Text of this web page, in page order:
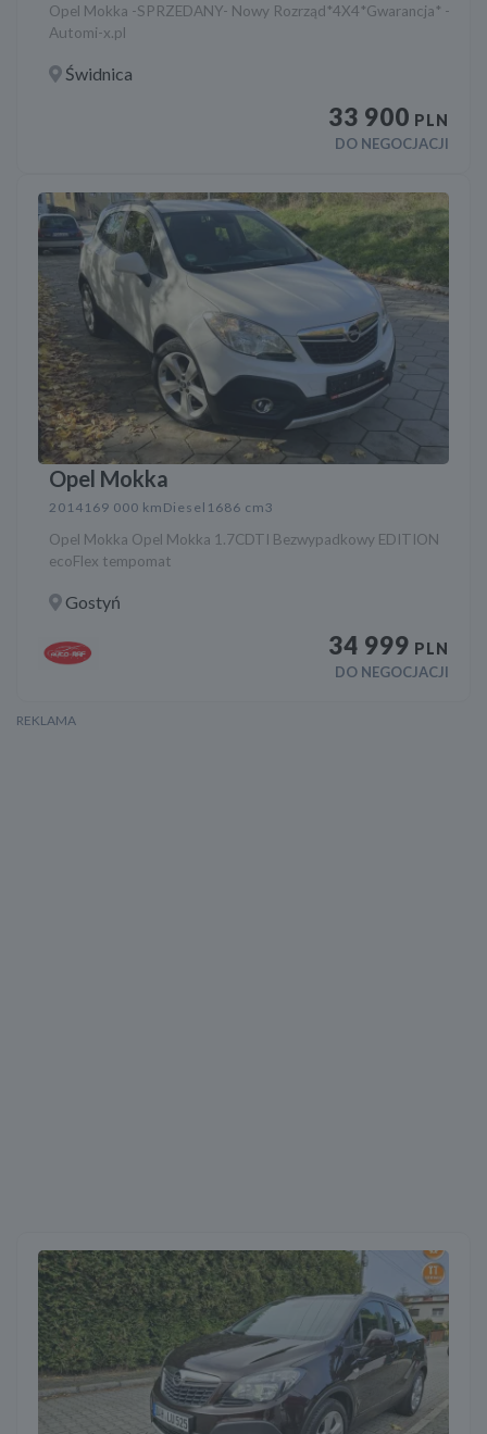
Opel Mokka -SPRZEDANY- Nowy Rozrząd*4X4*Gwarancja* -
Automi-x.pl
Świdnica
33 900 PLN
DO NEGOCJACJI
Opel Mokka
2014 169 000 km Diesel 1686 cm3
Opel Mokka Opel Mokka 1.7CDTI Bezwypadkowy EDITION
ecoFlex tempomat
Gostyń
34 999 PLN
DO NEGOCJACJI